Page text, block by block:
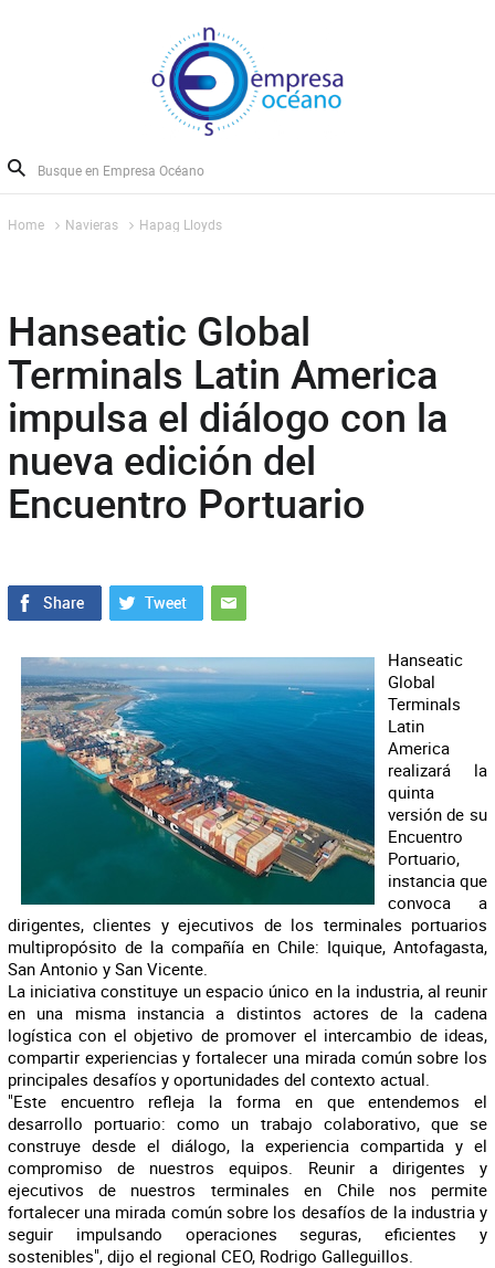
Home Navieras Hapag Lloyds
Hanseatic Global
Terminals Latin America
impulsa el diálogo con la
nueva edición del
Encuentro Portuario
Hanseatic
Global
Terminals
Latin
America
realizará la
quinta
versión de su
Encuentro
Portuario,
instancia que
convoca a
dirigentes, clientes y ejecutivos de los terminales portuarios
multipropósito de la compañía en Chile: Iquique, Antofagasta,
San Antonio y San Vicente.
La iniciativa constituye un espacio único en la industria, al reunir
en una misma instancia a distintos actores de la cadena
logística con el objetivo de promover el intercambio de ideas,
compartir experiencias y fortalecer una mirada común sobre los
principales desafíos y oportunidades del contexto actual.
"Este encuentro refleja la forma en que entendemos el
desarrollo portuario: como un trabajo colaborativo, que se
construye desde el diálogo, la experiencia compartida y el
compromiso de nuestros equipos. Reunir a dirigentes y
ejecutivos de nuestros terminales en Chile nos permite
fortalecer una mirada común sobre los desafíos de la industria y
seguir impulsando operaciones seguras, eficientes y
sostenibles", dijo el regional CEO, Rodrigo Galleguillos.